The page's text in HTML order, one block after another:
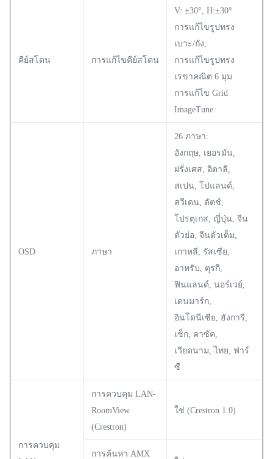
คีย์สโตน การแก้ไขคีย์สโตน
V: ±30°, H:±30°
การแก้ไขรูปทรง
เบาะ/ถัง,
การแก้ไขรูปทรง
เรขาคณิต 6 มุม
การแก้ไข Grid
ImageTune
OSD ภาษา
26 ภาษา:
อังกฤษ, เยอรมัน,
ฝรั่งเศส, อิตาลี,
สเปน, โปแลนด์,
สวีเดน, ดัตช์,
โปรตุเกส, ญี่ปุ่น, จีน
ตัวย่อ, จีนตัวเต็ม,
เกาหลี, รัสเซีย,
อาหรับ, ตุรกี,
ฟินแลนด์, นอร์เวย์,
เดนมาร์ก,
อินโดนีเซีย, ฮังการี,
เช็ก, คาซัค,
เวียดนาม, ไทย, ฟาร์
ซี
การควบคุม
การควบคุม LAN-
RoomView
(Crestron)
ใช่ (Crestron 1.0)
การค้นหา AMX